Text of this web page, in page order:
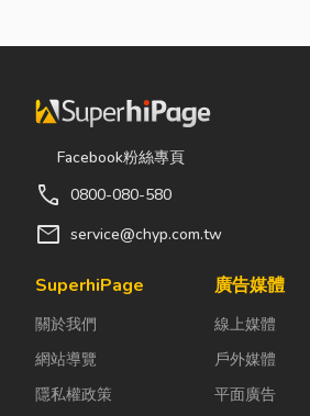
Facebook粉絲專頁
call 0800-080-580
mail service@chyp.com.tw
SuperhiPage
關於我們
網站導覽
隱私權政策
廣告媒體
線上媒體
戶外媒體
平面廣告